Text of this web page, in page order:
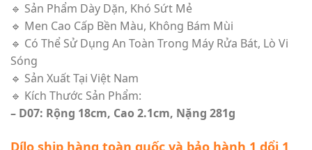
🔹 Sản Phẩm Dày Dặn, Khó Sứt Mẻ
🔹 Men Cao Cấp Bền Màu, Không Bám Mùi
🔹 Có Thể Sử Dụng An Toàn Trong Máy Rửa Bát, Lò Vi
Sóng
🔹 Sản Xuất Tại Việt Nam
🔹 Kích Thước Sản Phẩm:
– D07: Rộng 18cm, Cao 2.1cm, Nặng 281g
Dílo ship hàng toàn quốc và bảo hành 1 dổi 1